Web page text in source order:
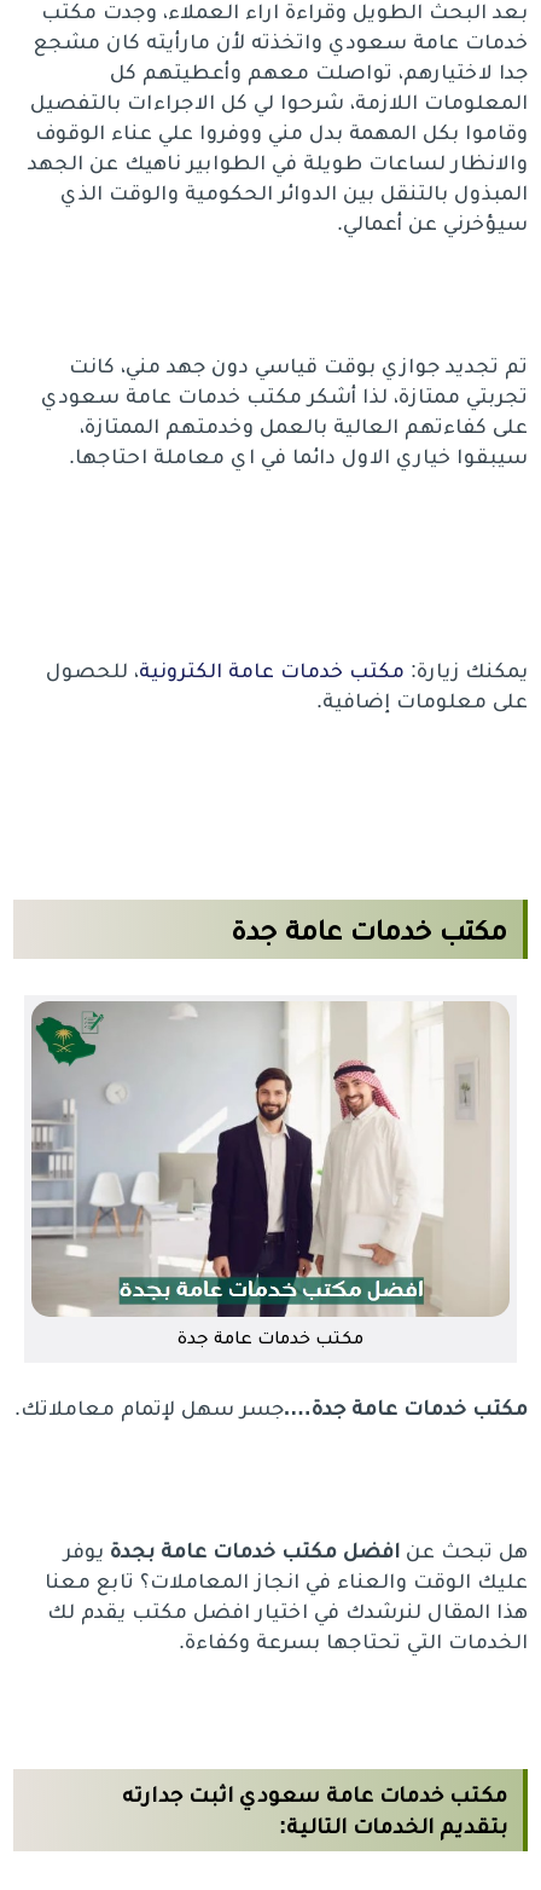
بعد البحث الطويل وقراءة اراء العملاء، وجدت مكتب
خدمات عامة سعودي واتخذته لأن مارأيته كان مشجع
جدا لاختيارهم، تواصلت معهم وأعطيتهم كل
المعلومات اللازمة، شرحوا لي كل الاجراءات بالتفصيل
وقاموا بكل المهمة بدل مني ووفروا علي عناء الوقوف
والانظار لساعات طويلة في الطوابير ناهيك عن الجهد
المبذول بالتنقل بين الدوائر الحكومية والوقت الذي
سيؤخرني عن أعمالي.
تم تجديد جوازي بوقت قياسي دون جهد مني، كانت
تجربتي ممتازة، لذا أشكر مكتب خدمات عامة سعودي
على كفاءتهم العالية بالعمل وخدمتهم الممتازة،
سيبقوا خياري الاول دائما في اي معاملة احتاجها.
يمكنك زيارة: مكتب خدمات عامة الكترونية، للحصول
على معلومات إضافية.
مكتب خدمات عامة جدة
مكتب خدمات عامة جدة
مكتب خدمات عامة جدة….جسر سهل لإتمام معاملاتك.
هل تبحث عنافضل مكتب خدمات عامة بجدة يوفر
عليك الوقت والعناء في انجاز المعاملات؟ تابع معنا
هذا المقال لنرشدك في اختيار افضل مكتب يقدم لك
الخدمات التي تحتاجها بسرعة وكفاءة.
مكتب خدمات عامة سعودي اثبت جدارته
بتقديم الخدمات التالية: